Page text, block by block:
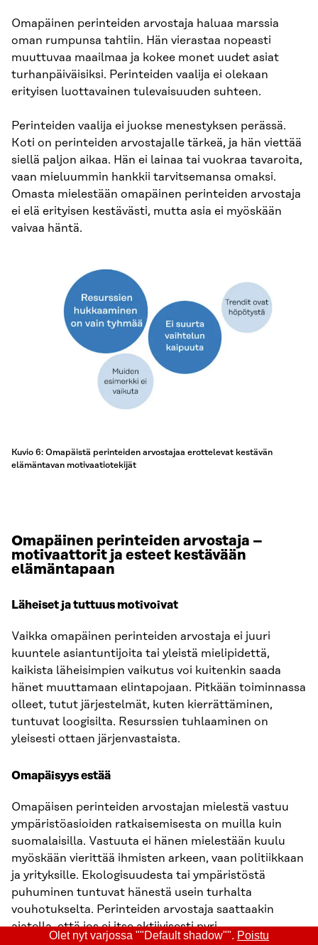
Omapäinen perinteiden arvostaja haluaa marssia
oman rumpunsa tahtiin. Hän vierastaa nopeasti
muuttuvaa maailmaa ja kokee monet uudet asiat
turhanpäiväisiksi. Perinteiden vaalija ei olekaan
erityisen luottavainen tulevaisuuden suhteen.
Perinteiden vaalija ei juokse menestyksen perässä.
Koti on perinteiden arvostajalle tärkeä, ja hän viettää
siellä paljon aikaa. Hän ei lainaa tai vuokraa tavaroita,
vaan mieluummin hankkii tarvitsemansa omaksi.
Omasta mielestään omapäinen perinteiden arvostaja
ei elä erityisen kestävästi, mutta asia ei myöskään
vaivaa häntä.
Kuvio 6: Omapäistä perinteiden arvostajaa erottelevat kestävän
elämäntavan motivaatiotekijät
Omapäinen perinteiden arvostaja –
motivaattorit ja esteet kestävään
elämäntapaan
Läheiset ja tuttuus motivoivat
Vaikka omapäinen perinteiden arvostaja ei juuri
kuuntele asiantuntijoita tai yleistä mielipidettä,
kaikista läheisimpien vaikutus voi kuitenkin saada
hänet muuttamaan elintapojaan. Pitkään toiminnassa
olleet, tutut järjestelmät, kuten kierrättäminen,
tuntuvat loogisilta. Resurssien tuhlaaminen on
yleisesti ottaen järjenvastaista.
Omapäisyys estää
Omapäisen perinteiden arvostajan mielestä vastuu
ympäristöasioiden ratkaisemisesta on muilla kuin
suomalaisilla. Vastuuta ei hänen mielestään kuulu
myöskään vierittää ihmisten arkeen, vaan politiikkaan
ja yrityksille. Ekologisuudesta tai ympäristöstä
puhuminen tuntuvat hänestä usein turhalta
vouhotukselta. Perinteiden arvostaja saattaakin
ajatella, että jos ei itse aktiivisesti pyri
Olet nyt varjossa ""Default shadow"". Poistu